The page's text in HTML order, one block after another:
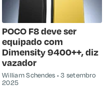
POCO F8 deve ser
equipado com
Dimensity 9400++, diz
vazador
William Schendes
3 setembro
2025